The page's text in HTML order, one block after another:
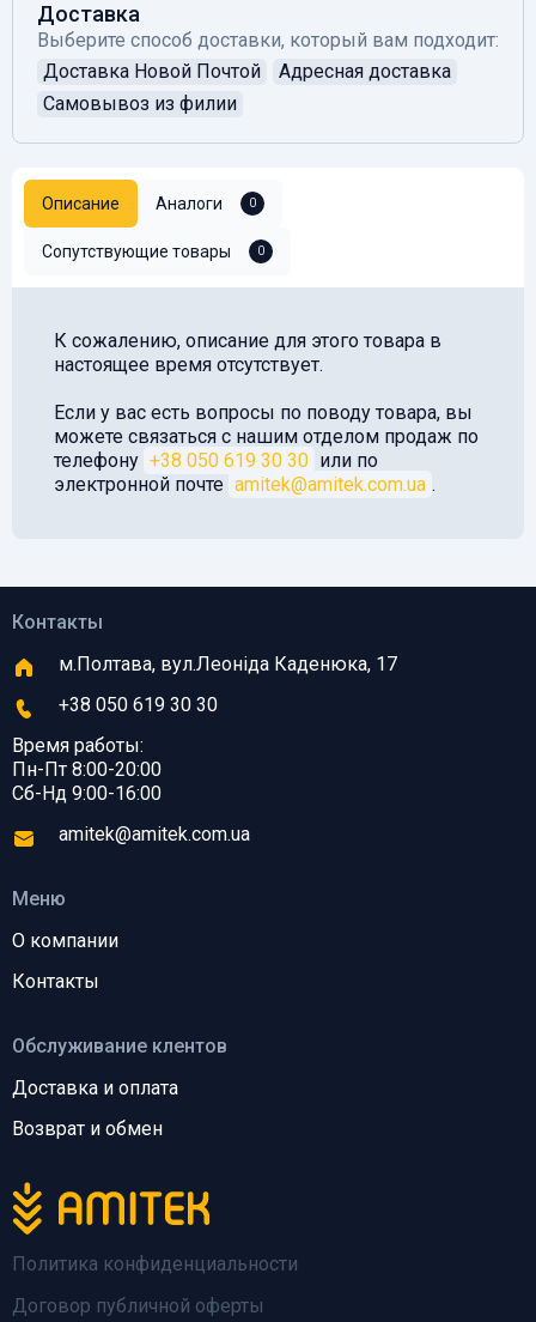
Доставка
Выберите способ доставки, который вам подходит:
Доставка Новой Почтой
Адресная доставка
Самовывоз из филии
Описание Аналоги 0
Сопутствующие товары 0
К сожалению, описание для этого товара в
настоящее время отсутствует.
Если у вас есть вопросы по поводу товара, вы
можете связаться с нашим отделом продаж по
телефону +38 050 619 30 30 или по
электронной почте amitek@amitek.com.ua .
Политика конфиденциальности
Договор публичной оферты
Обслуживание клентов
Доставка и оплата
Возврат и обмен
Меню
О компании
Контакты
Контакты
м.Полтава, вул.Леоніда Каденюка, 17
+38 050 619 30 30
Время работы:
Пн-Пт 8:00-20:00
Сб-Нд 9:00-16:00
amitek@amitek.com.ua